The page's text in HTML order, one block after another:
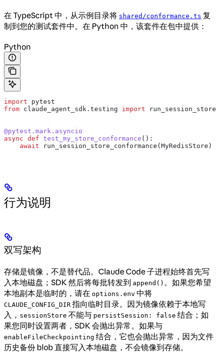
在 TypeScript 中，从示例目录将 shared/conformance.ts 复
制到您的测试套件中。在 Python 中，该套件在包中提供：
Python
import pytest
from claude_agent_sdk.testing import
@pytest.mark.asyncio
async def test_my_store_conformance ():
    await
run_session_store_conformance(MyRedisStore)
行为说明
双写架构
存储是镜像，不是替代品。Claude Code 子进程始终首先写
入本地磁盘；SDK 然后将每批转发到 append() 。如果您希望
本地副本是临时的，请在 options.env 中将
CLAUDE_CONFIG_DIR 指向临时目录。因为镜像依赖于本地写
入， sessionStore 不能与 persistSession: false 结合；如
果您同时设置两者，SDK 会抛出异常。如果与
enableFileCheckpointing 结合，它也会抛出异常，因为文件
历史备份 blob 直接写入本地磁盘，不会镜像到存储。